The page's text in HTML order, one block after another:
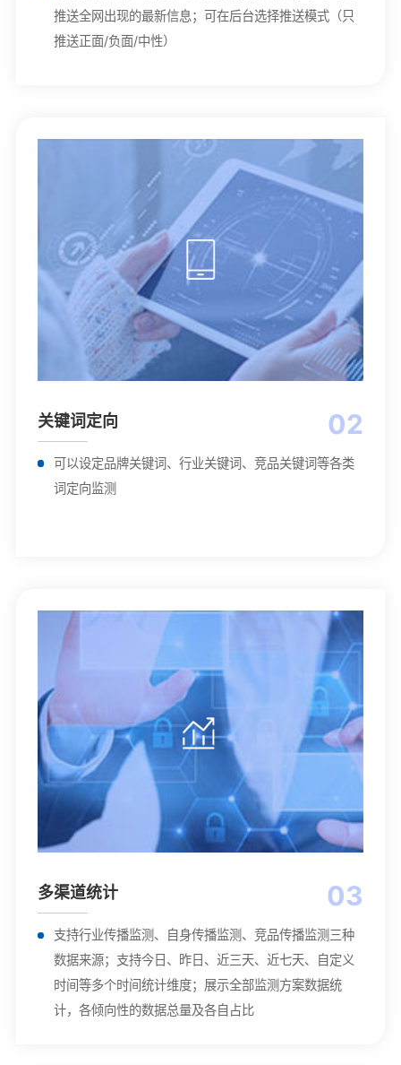
推送全网出现的最新信息；可在后台选择推送模式（只
推送正面/负面/中性）
02
关键词定向
可以设定品牌关键词、行业关键词、竞品关键词等各类
词定向监测
03
多渠道统计
支持行业传播监测、自身传播监测、竞品传播监测三种
数据来源；支持今日、昨日、近三天、近七天、自定义
时间等多个时间统计维度；展示全部监测方案数据统
计，各倾向性的数据总量及各自占比